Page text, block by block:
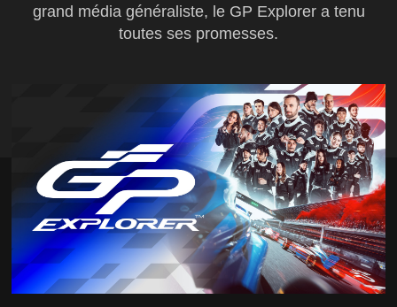
grand média généraliste, le GP Explorer a tenu
toutes ses promesses.